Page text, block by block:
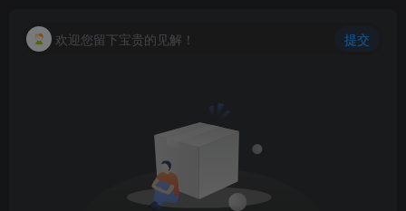
欢迎您留下宝贵的见解！ 提交